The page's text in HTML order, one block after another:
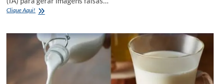
Clique Aqui! Polícia
de
inteligência
artificial
para
imagens